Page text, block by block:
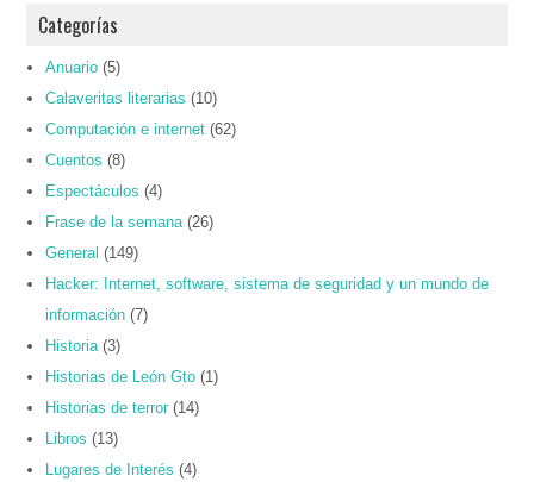
Categorías
Anuario (5)
Calaveritas literarias (10)
Computación e internet (62)
Cuentos (8)
Espectáculos (4)
Frase de la semana (26)
General (149)
Hacker: Internet, software, sistema de seguridad y un mundo de
información (7)
Historia (3)
Historias de León Gto (1)
Historias de terror (14)
Libros (13)
Lugares de Interés (4)